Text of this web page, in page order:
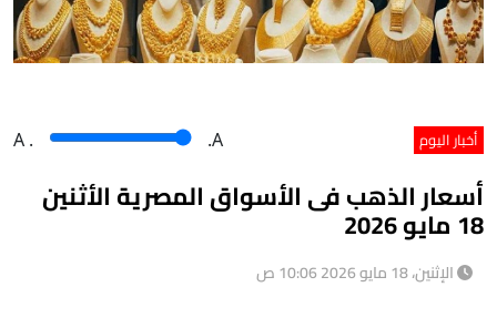
أخبار اليوم A . .A
أسعار الذهب فى الأسواق المصرية الأثنين
18 مايو 2026
الإثنين، 18 مايو 2026 10:06 ص